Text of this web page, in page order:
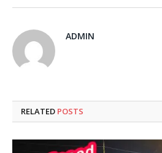
ADMIN
RELATED POSTS